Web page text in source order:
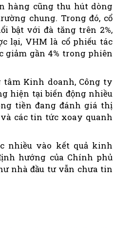
hàng cũng thu hút dòng
chung. Trong đó, cổ
bật với đà tăng trên 2%,
lại, VHM là cổ phiếu tác
giảm gần 4% trong phiên
tâm Kinh doanh, Công ty
hiện tại biến động nhiều
tiền đang đánh giá thị
các tin tức xoay quanh
nhiều vào kết quả kinh
hướng của Chính phủ
nhà đầu tư vẫn chưa tin